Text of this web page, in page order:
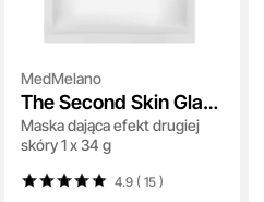
MedMelano
The Second Skin Glass
Skin and B-OX-LIKE
Effekt Mask
Maska dająca efekt drugiej
skóry 1 x 34 g
4.9 ( 15)